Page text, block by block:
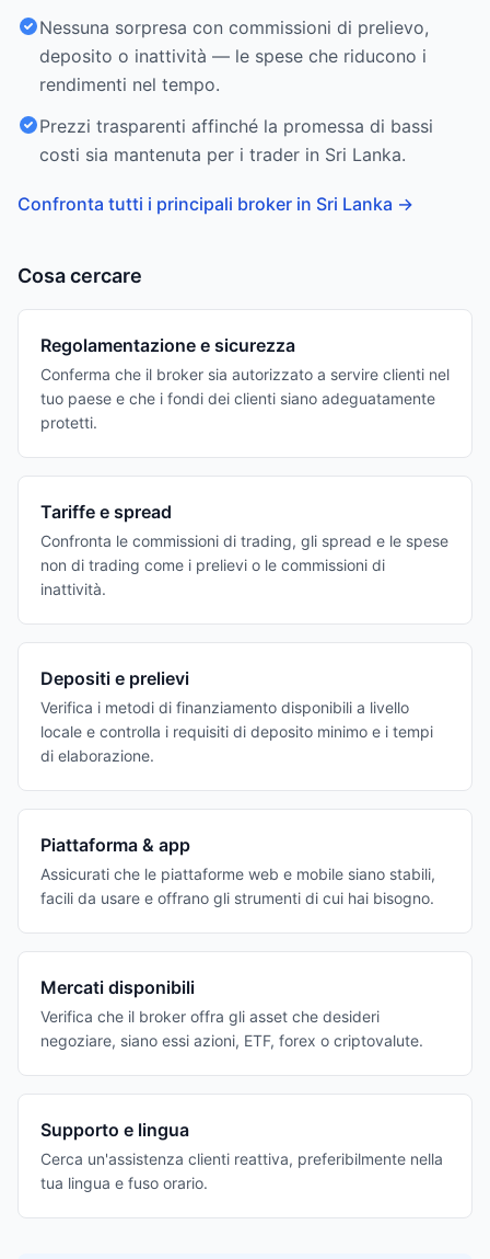
Nessuna sorpresa con commissioni di prelievo,
deposito o inattività — le spese che riducono i
rendimenti nel tempo.
Prezzi trasparenti affinché la promessa di bassi
costi sia mantenuta per i trader in Sri Lanka.
Confronta tutti i principali broker in Sri Lanka →
Cosa cercare
Regolamentazione e sicurezza
Conferma che il broker sia autorizzato a servire clienti nel
tuo paese e che i fondi dei clienti siano adeguatamente
protetti.
Tariffe e spread
Confronta le commissioni di trading, gli spread e le spese
non di trading come i prelievi o le commissioni di
inattività.
Depositi e prelievi
Verifica i metodi di finanziamento disponibili a livello
locale e controlla i requisiti di deposito minimo e i tempi
di elaborazione.
Piattaforma & app
Assicurati che le piattaforme web e mobile siano stabili,
facili da usare e offrano gli strumenti di cui hai bisogno.
Mercati disponibili
Verifica che il broker offra gli asset che desideri
negoziare, siano essi azioni, ETF, forex o criptovalute.
Supporto e lingua
Cerca un'assistenza clienti reattiva, preferibilmente nella
tua lingua e fuso orario.